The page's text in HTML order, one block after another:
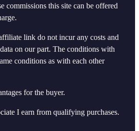
commissions this site can be offered
link do not incur any costs and
on our part. The conditions with
conditions as with each other
for the buyer.
I earn from qualifying purchases.